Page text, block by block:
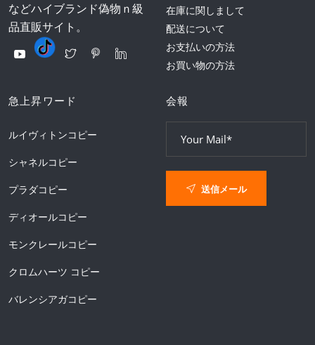
などハイブランド偽物ｎ級
品直販サイト。
在庫に関しまして
配送について
お支払いの方法
お買い物の方法
急上昇ワード
ルイヴィトンコピー
シャネルコピー
プラダコピー
ディオールコピー
モンクレールコピー
クロムハーツ コピー
バレンシアガコピー
会報
送信メール